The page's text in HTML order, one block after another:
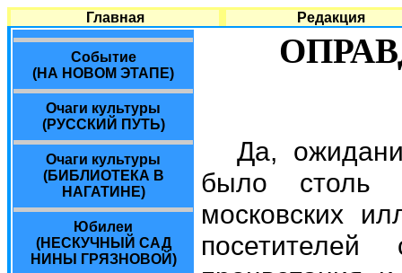
Главная Редакция
Событие
(НА НОВОМ ЭТАПЕ)
Очаги культуры
(РУССКИЙ ПУТЬ)
Очаги культуры
(БИБЛИОТЕКА В
НАГАТИНЕ)
Юбилеи
(НЕСКУЧНЫЙ САД
НИНЫ ГРЯЗНОВОЙ)
Да,
было столь
московских
посетителей